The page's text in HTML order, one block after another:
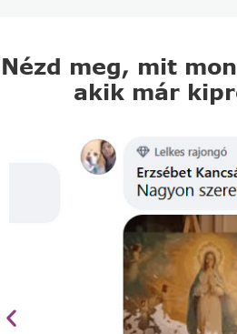
Nézd meg, mit
akik már